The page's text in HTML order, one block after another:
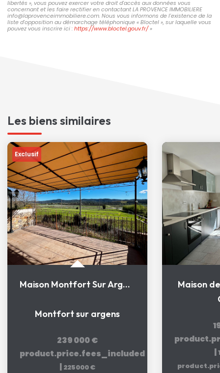
libertés », vous pouvez exercer votre droit d'accès aux données vous
concernant et les faire rectifier en contactant LA PROVENCE IMMOBILIERE
info@laprovenceimmobiliere.com. Nous vous informons de l'existence de la
liste d'opposition au démarchage téléphonique « Bloctel », sur laquelle vous
pouvez vous inscrire ici : https://www.bloctel.gouv.fr/»
Les biens similaires
Exclusif
Maison Montfort Sur Argens
Montfort sur argens
239 000 €
product.price.fees_included
| 225 000 €
Maison
|